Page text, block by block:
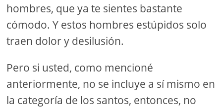
hombres, que ya te sientes bastante
cómodo. Y estos hombres estúpidos solo
traen dolor y desilusión.
Pero si usted, como mencioné
anteriormente, no se incluye a sí mismo en
la categoría de los santos, entonces, no